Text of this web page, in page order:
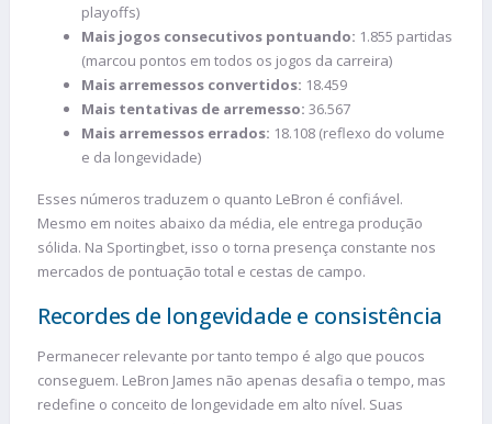
playoffs)
Mais jogos consecutivos pontuando: 1.855 partidas
(marcou pontos em todos os jogos da carreira)
Mais arremessos convertidos: 18.459
Mais tentativas de arremesso: 36.567
Mais arremessos errados: 18.108 (reflexo do volume
e da longevidade)
Esses números traduzem o quanto LeBron é confiável.
Mesmo em noites abaixo da média, ele entrega produção
sólida. Na Sportingbet, isso o torna presença constante nos
mercados de pontuação total e cestas de campo.
Recordes de longevidade e consistência
Permanecer relevante por tanto tempo é algo que poucos
conseguem. LeBron James não apenas desafia o tempo, mas
redefine o conceito de longevidade em alto nível. Suas